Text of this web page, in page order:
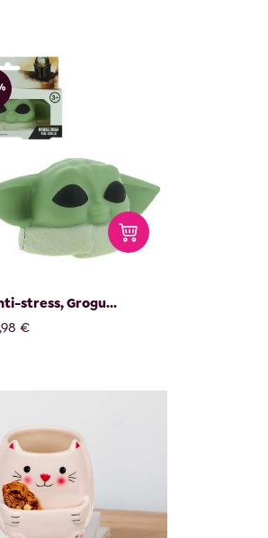
stress, Grogu...
€